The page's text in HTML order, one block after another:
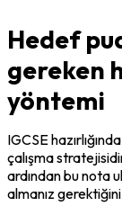
Hedef
gereken
yöntemi
IGCSE
çalışma
ardından bu nota
almanız